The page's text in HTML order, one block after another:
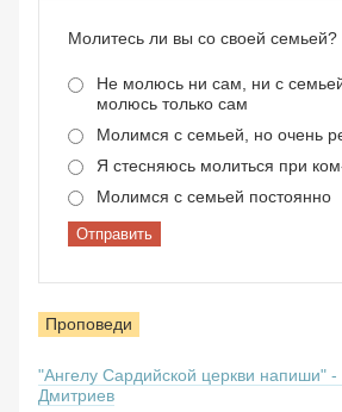
Молитесь ли вы со своей семьей?
Не молюсь ни сам, ни с
молюсь только сам
Молимся с семьей, но очень
Я стесняюсь молиться при
Молимся с семьей постоянно
Отправить
Проповеди
"Ангелу Сардийской церкви напиши"
Дмитриев